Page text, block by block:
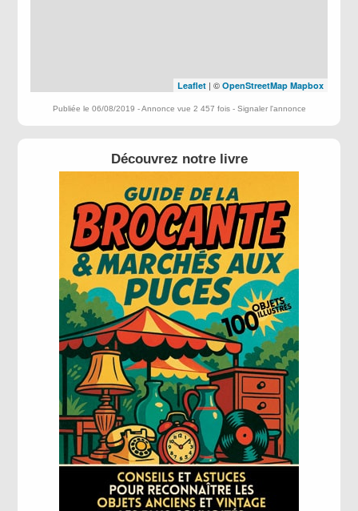
Leaflet| © OpenStreetMap Mapbox
Publiée le 06/08/2019 - Annonce vue 2 457 fois - Signaler l'annonce
Découvrez notre livre